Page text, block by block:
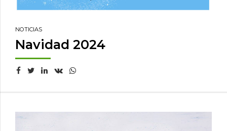
NOTICIAS
Navidad 2024